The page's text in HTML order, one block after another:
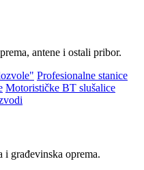
antene i ostali pribor.
Profesionalne stanice
Motorističke BT slušalice
i građevinska oprema.